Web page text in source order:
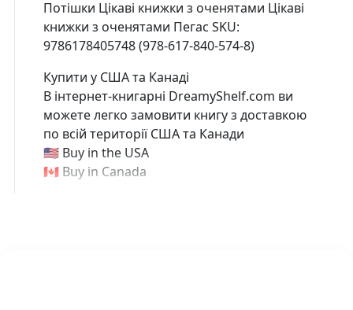
Потішки Цікаві книжки з оченятами Цікаві
книжки з оченятами Пегас SKU:
9786178405748 (978-617-840-574-8)
Купити у США та Канаді
В інтернет-книгарні DreamyShelf.com ви
можете легко замовити книгу з доставкою
по всій території США та Канади
🇺🇸 Buy in the USA
🇨🇦 Buy in Canada